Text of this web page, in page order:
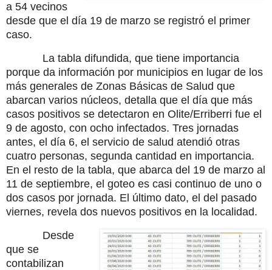
a 54 vecinos
desde que el día 19 de marzo se registró el primer
caso.
La tabla difundida, que tiene importancia
porque da información por municipios en lugar de los
más generales de Zonas Básicas de Salud que
abarcan varios núcleos, detalla que el día que más
casos positivos se detectaron en Olite/Erriberri fue el
9 de agosto, con ocho infectados. Tres jornadas
antes, el día 6, el servicio de salud atendió otras
cuatro personas, segunda cantidad en importancia.
En el resto de la tabla, que abarca del 19 de marzo al
11 de septiembre, el goteo es casi continuo de uno o
dos casos por jornada. El último dato, el del pasado
viernes, revela dos nuevos positivos en la localidad.
Desde
que se
contabilizan